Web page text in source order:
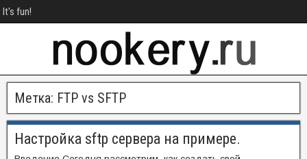
It's fun!
Метка: FTP vs SFTP
Настройка sftp сервера на примере.